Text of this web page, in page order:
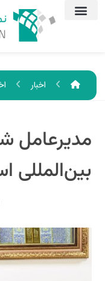
اخبار
مدیرعامل
بین‌المللی